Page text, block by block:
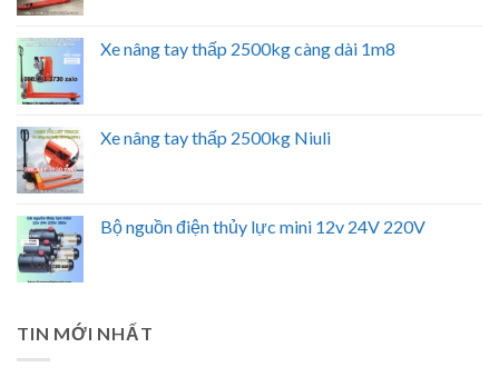
Xe nâng tay thấp 2500kg càng dài 1m8
Xe nâng tay thấp 2500kg Niuli
Bộ nguồn điện thủy lực mini 12v 24V 220V
TIN MỚI NHẤT